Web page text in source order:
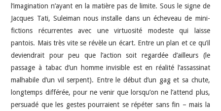
l’imagination n’ayant en la matière pas de limite. Sous le signe de
Jacques Tati, Suleiman nous installe dans un écheveau de mini-
fictions récurrentes avec une virtuosité modeste qui laisse
pantois. Mais très vite se révèle un écart. Entre un plan et ce qu’il
deviendrait pour peu que l’action soit regardée d’ailleurs (le
passage à tabac d’un homme invisible est en réalité l’assassinat
malhabile d’un vil serpent). Entre le début d’un gag et sa chute,
longtemps différée, pour ne venir que lorsqu’on ne l’attend plus,
persuadé que les gestes pourraient se répéter sans fin – mais la